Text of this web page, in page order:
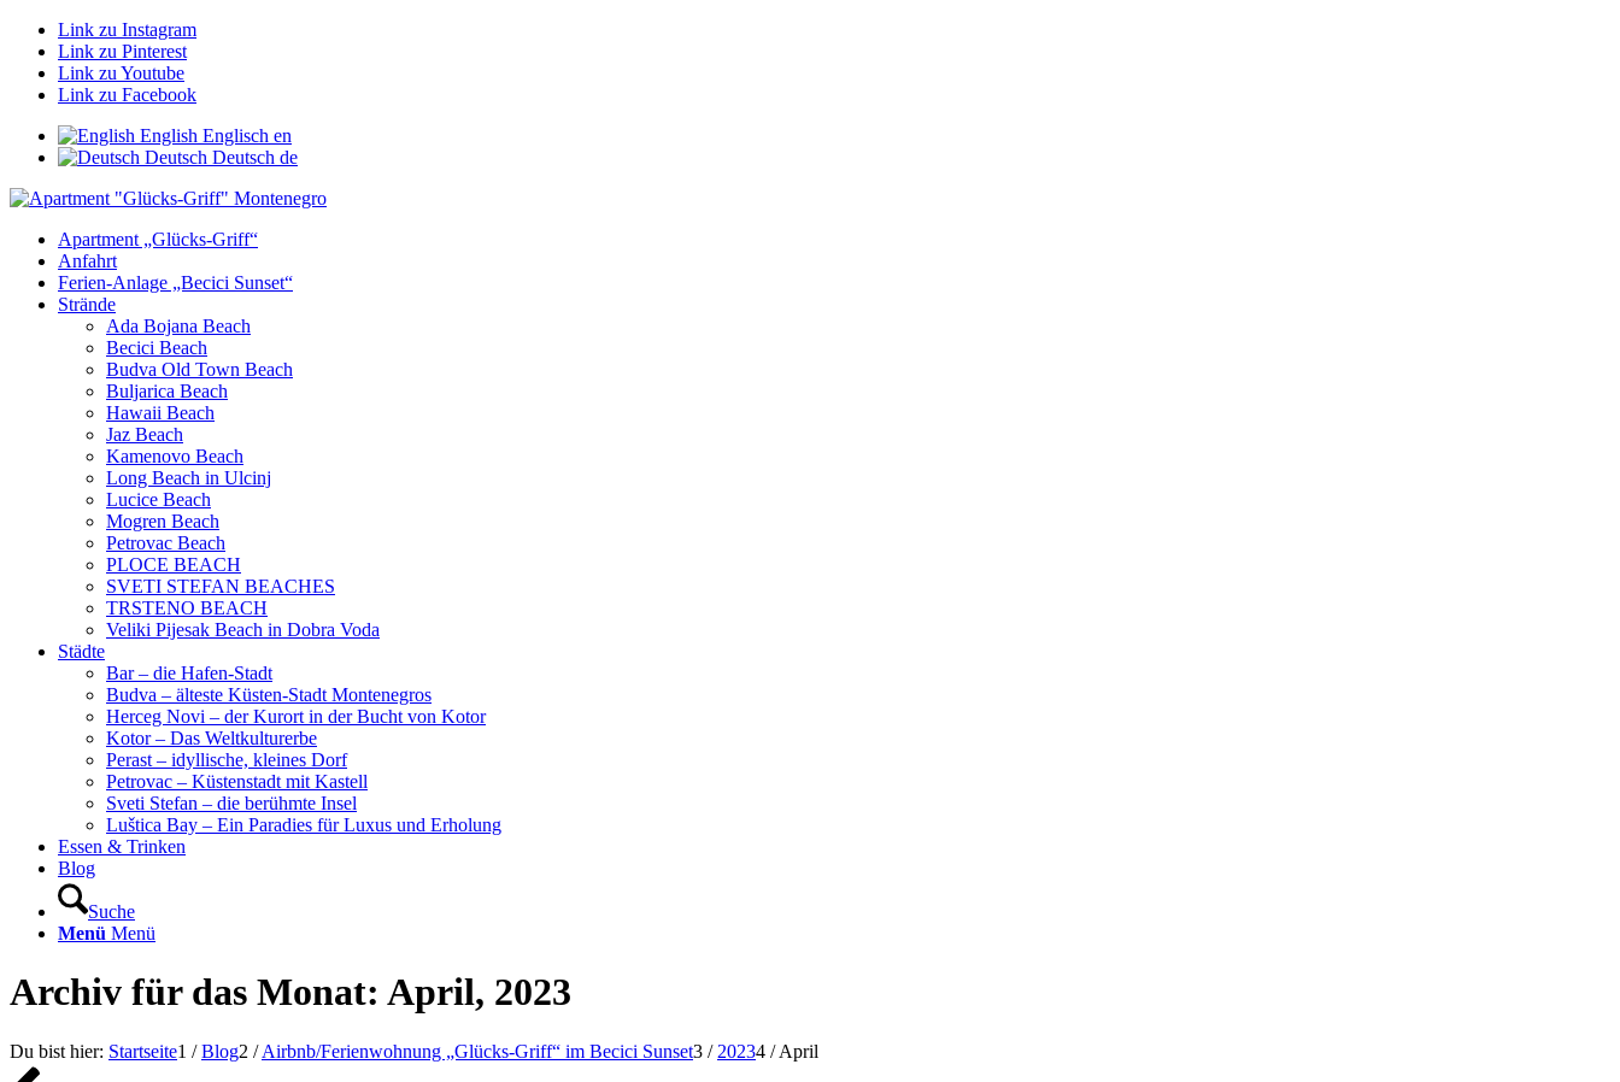
Link zu Instagram
Link zu Pinterest
Link zu Youtube
Link zu Facebook
English Englisch en
Deutsch Deutsch de
Apartment „Glücks-Griff“
Anfahrt
Ferien-Anlage „Becici Sunset“
Strände
Ada Bojana Beach
Becici Beach
Budva Old Town Beach
Buljarica Beach
Hawaii Beach
Jaz Beach
Kamenovo Beach
Long Beach in Ulcinj
Lucice Beach
Mogren Beach
Petrovac Beach
PLOCE BEACH
SVETI STEFAN BEACHES
TRSTENO BEACH
Veliki Pijesak Beach in Dobra Voda
Städte
Bar – die Hafen-Stadt
Budva – älteste Küsten-Stadt Montenegros
Herceg Novi – der Kurort in der Bucht von Kotor
Kotor – Das Weltkulturerbe
Perast – idyllische, kleines Dorf
Petrovac – Küstenstadt mit Kastell
Sveti Stefan – die berühmte Insel
Luštica Bay – Ein Paradies für Luxus und Erholung
Essen & Trinken
Blog
Suche
Menü Menü
Archiv für das Monat: April, 2023
Du bist hier: Startseite1 / Blog2 / Airbnb/Ferienwohnung „Glücks-Griff“ im Becici Sunset3 / 20234 / April